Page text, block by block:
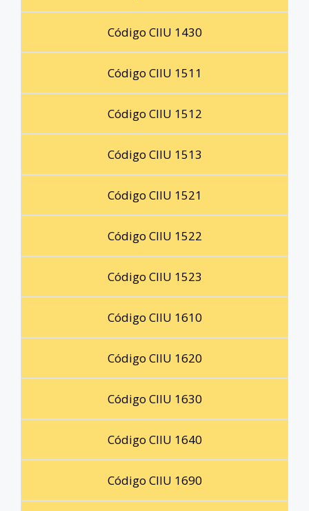
Código CIIU 1430
Código CIIU 1511
Código CIIU 1512
Código CIIU 1513
Código CIIU 1521
Código CIIU 1522
Código CIIU 1523
Código CIIU 1610
Código CIIU 1620
Código CIIU 1630
Código CIIU 1640
Código CIIU 1690